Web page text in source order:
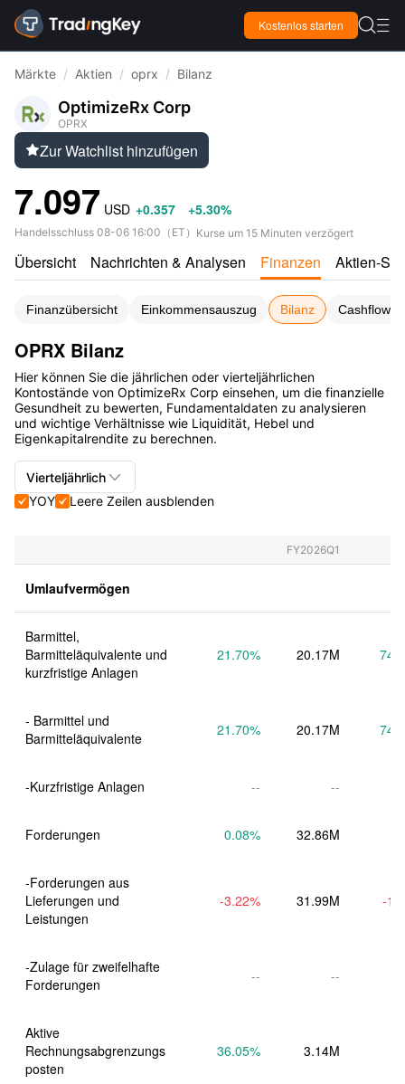
Kostenlos starten  
Märkte / Aktien / oprx / Bilanz
OptimizeRx Corp
OPRX
Zur Watchlist hinzufügen
7.097 USD +0.357 +5.30%
Handelsschluss 08-06 16:00 （ ET ） Kurse um 15 Minuten verzögert
Übersicht Nachrichten & Analysen Finanzen Aktien-
Finanzübersicht Einkommensauszug Bilanz Cashflow-
OPRX Bilanz
Hier können Sie die jährlichen oder vierteljährlichen
Kontostände von OptimizeRx Corp einsehen, um die finanzielle
Gesundheit zu bewerten, Fundamentaldaten zu analysieren
und wichtige Verhältnisse wie Liquidität, Hebel und
Eigenkapitalrendite zu berechnen.
Vierteljährlich 
YOYLeere Zeilen ausblenden
FY2026Q1
Umlaufvermögen
Barmittel,
Barmitteläquivalente und
kurzfristige Anlagen
21.70% 20.17M
- Barmittel und
Barmitteläquivalente
21.70% 20.17M
-Kurzfristige Anlagen -- --
Forderungen 0.08% 32.86M
-Forderungen aus
Lieferungen und
Leistungen
-3.22% 31.99M -
-Zulage für zweifelhafte
Forderungen
-- --
Aktive
Rechnungsabgrenzungs
posten
36.05% 3.14M